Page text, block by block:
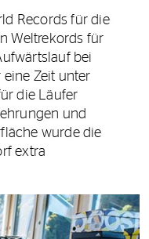
Records für die
Weltrekords für
bei
Zeit unter
die Läufer
und
wurde die
extra